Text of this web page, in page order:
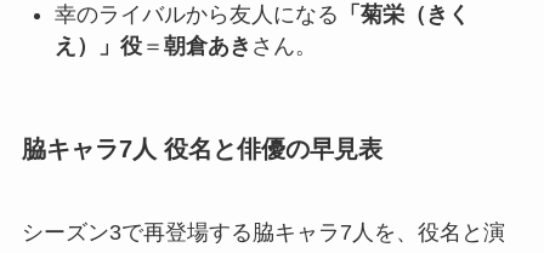
幸のライバルから友人になる 「菊栄（きく
え）」役＝ 朝倉あき さん。
脇キャラ7人 役名と俳優の早見表
シーズン3で再登場する脇キャラ7人を、役名と演